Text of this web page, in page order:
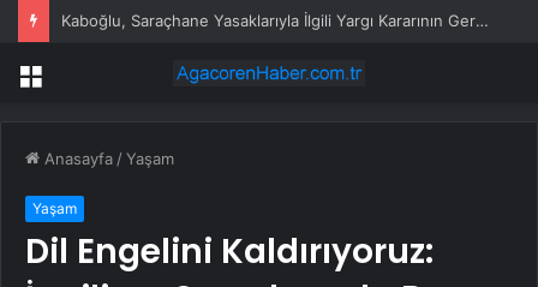
Gençlik Kampında Kuşaklar Buluştu
Menü
Anasayfa /Yaşam
Yaşam
Dil Engelini Kaldırıyoruz: